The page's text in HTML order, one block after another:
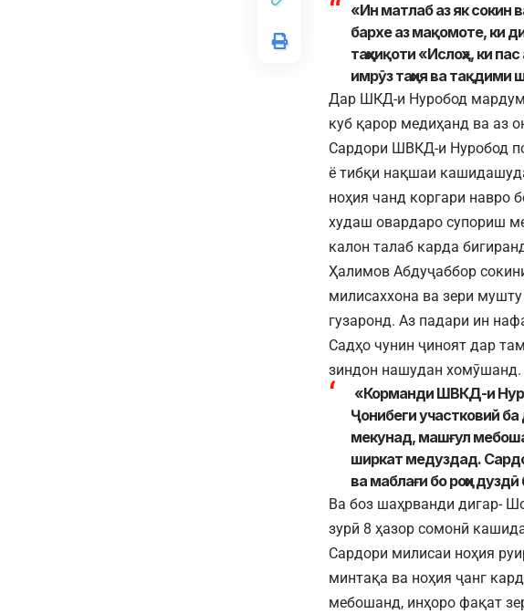
«Ин матлаб аз як сокин
бархе аз мақомоте, ки
таҳқиқоти «Ислоҳ», ки
имрӯз таҳия ва
Дар ШКД-и Нуробод
куб қарор медиҳанд ва аз
Сардори ШВКД-и Нуробод
ё тибқи нақшаи
ноҳия чанд коргари навро
худаш овардаро супориш
калон талаб карда
Ҳалимов Абдуҷаббор
милисаххона ва зери
гузаронд. Аз падари ин
Садҳо чунин ҷиноят дар
зиндон нашудан
«Корманди ШВКД-и
Ҷонибеги участковий ба
мекунад, машғул
ширкат медуздад.
ва маблағи бо роҳи
Ва боз шаҳрванди дигар-
зурӣ 8 ҳазор сомонӣ
Сардори милисаи ноҳия
минтақа ва ноҳия ҷанг
мебошанд, инҳоро фақат